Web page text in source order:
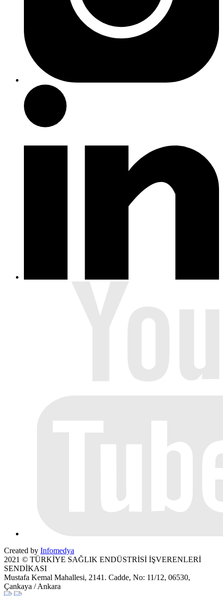
Created by Infomedya
2021 © TÜRKİYE SAĞLIK ENDÜSTRİSİ İŞVERENLERİ
SENDİKASI
Mustafa Kemal Mahallesi, 2141. Cadde, No: 11/12, 06530,
Çankaya / Ankara